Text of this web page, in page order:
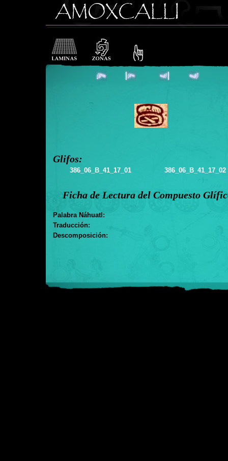
Glifos:
386_06_B_41_17_01 386_06_B_41_17_02
Ficha de Lectura del Compuesto
Palabra Náhuatl:
Traducción:
Descomposición: